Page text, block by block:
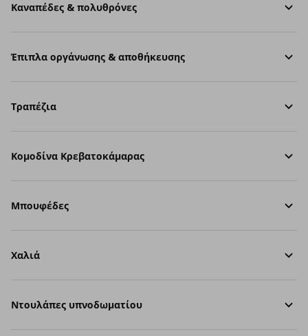
Καναπέδες & πολυθρόνες
Έπιπλα οργάνωσης & αποθήκευσης
Τραπέζια
Κομοδίνα Κρεβατοκάμαρας
Μπουφέδες
Χαλιά
Ντουλάπες υπνοδωματίου